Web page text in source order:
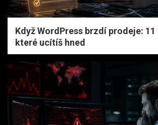
Když WordPress brzdí prodeje: 11
které ucítíš hned